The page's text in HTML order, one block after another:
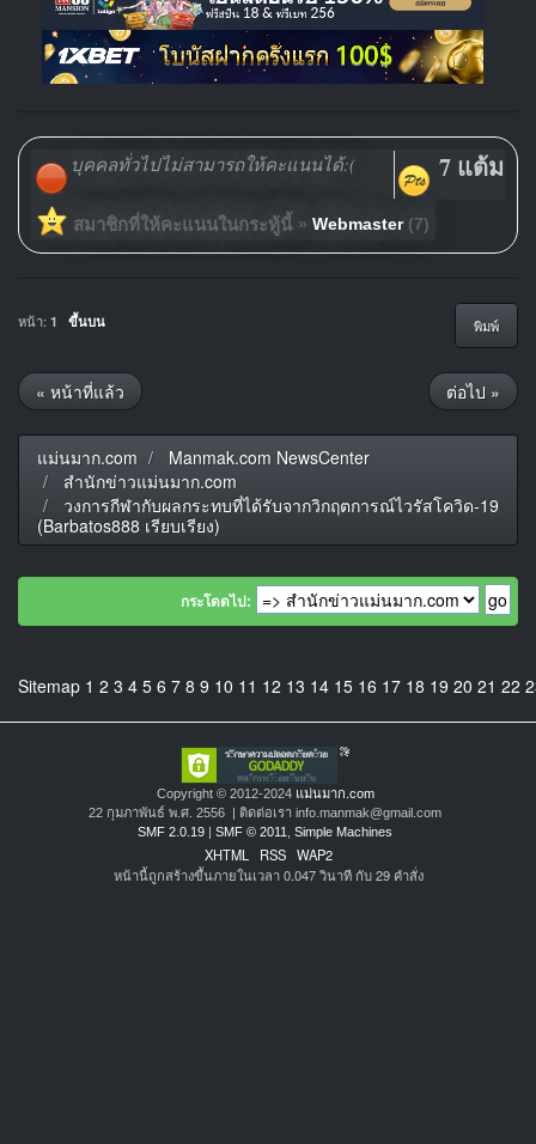
บุคคลทั่วไปไม่สามารถให้คะแนนได้:( 7 แต้ม
สมาชิกที่ให้คะแนนในกระทู้นี้ » Webmaster(7)
พิมพ์
หน้า: 1 ขึ้นบน
« หน้าที่แล้ว ต่อไป »
แม่นมาก.com
Manmak.com NewsCenter
สำนักข่าวแม่นมาก.com
วงการกีฬากับผลกระทบที่ได้รับจากวิกฤตการณ์ไวรัสโควิด-19
(Barbatos888 เรียบเรียง)
กระโดดไป:
Sitemap 1 2 3 4 5 6 7 8 9 10 11 12 13 14 15 16 17 18 19 20 21 22
Copyright © 2012-2024 แม่นมาก.com
22 กุมภาพันธ์ พ.ศ. 2556 | ติดต่อเรา info.manmak@gmail.com
SMF 2.0.19 | SMF © 2011 Simple Machines
XHTML RSS WAP2
หน้านี้ถูกสร้างขึ้นภายในเวลา 0.047 วินาที กับ 29 คำสั่ง